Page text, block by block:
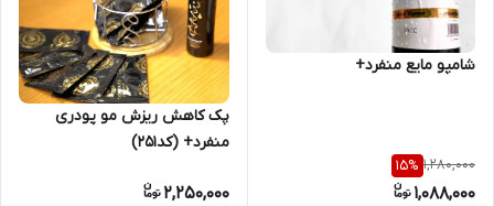
شامپو مایع منفرد+
1,280,000
15%
1,088,000
پک کاهش ریزش مو پودری
منفرد+ (کد251)
2,250,000